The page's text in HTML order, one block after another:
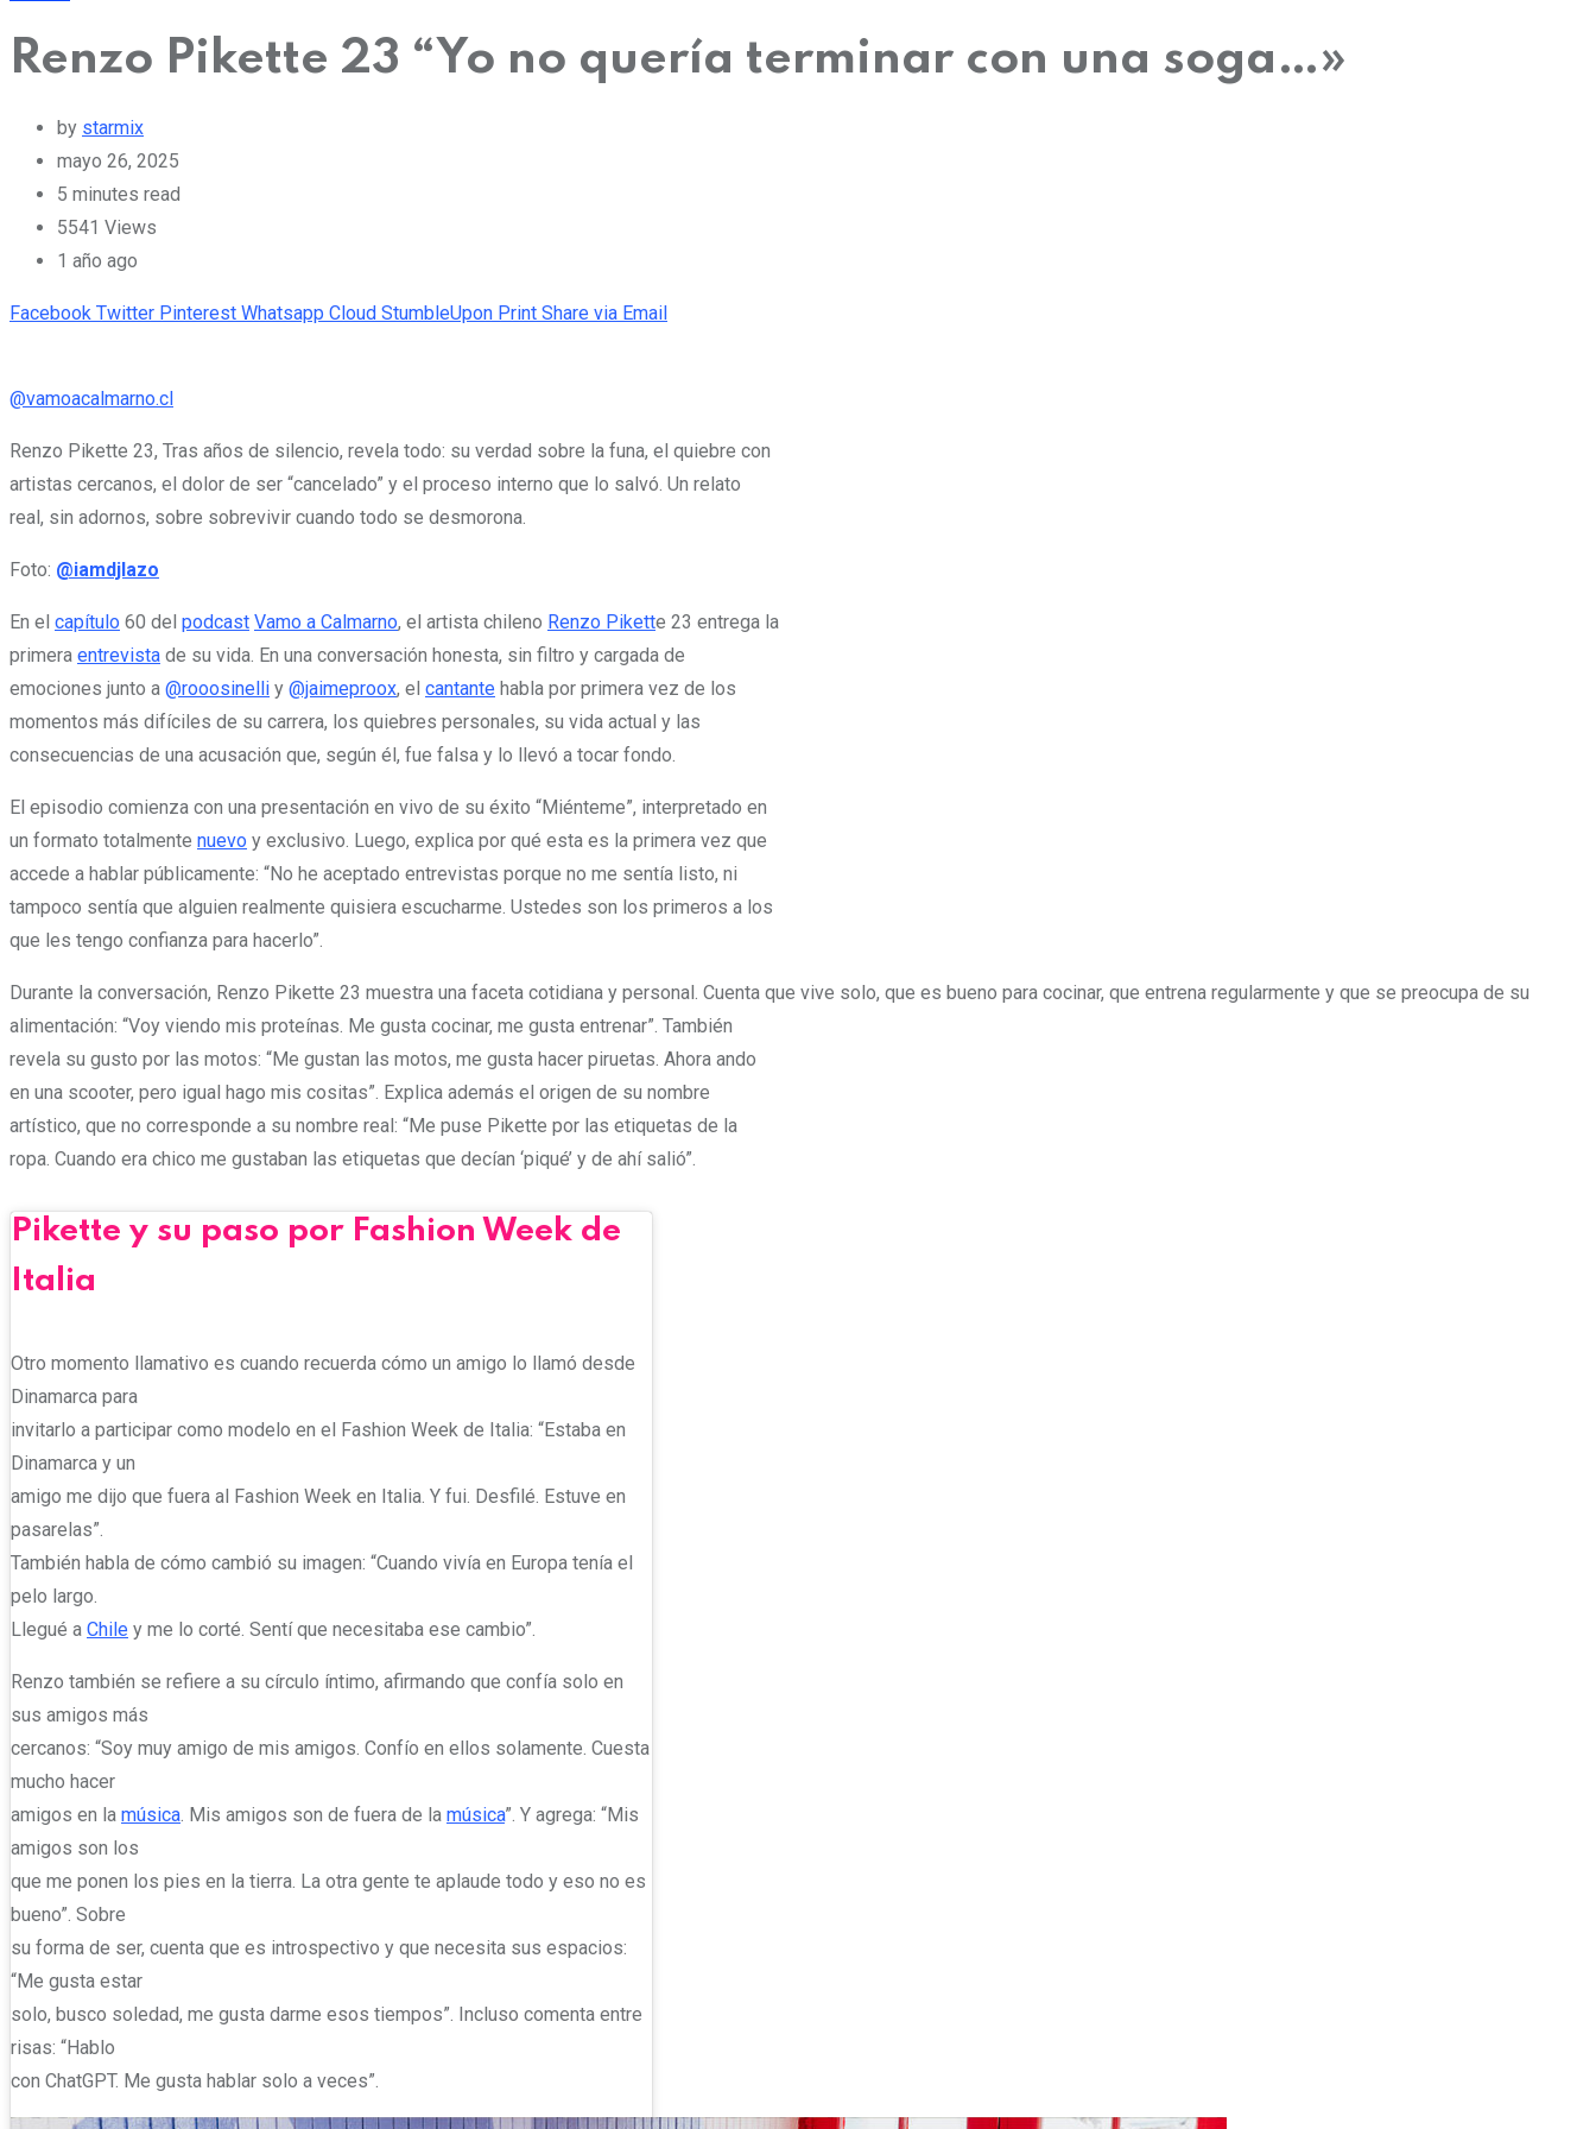
Renzo Pikette 23 “Yo no quería terminar con una soga…»
by starmix
mayo 26, 2025
5 minutes read
5541 Views
1 año ago
Facebook Twitter Pinterest Whatsapp Cloud StumbleUpon Print Share via Email
@vamoacalmarno.cl
Renzo Pikette 23, Tras años de silencio, revela todo: su verdad sobre la funa, el quiebre con
artistas cercanos, el dolor de ser “cancelado” y el proceso interno que lo salvó. Un relato
real, sin adornos, sobre sobrevivir cuando todo se desmorona.
Foto: @iamdjlazo
En el capítulo 60 del podcast Vamo a Calmarno, el artista chileno Renzo Pikette 23 entrega la
primera entrevista de su vida. En una conversación honesta, sin filtro y cargada de
emociones junto a @rooosinelli y @jaimeproox, el cantante habla por primera vez de los
momentos más difíciles de su carrera, los quiebres personales, su vida actual y las
consecuencias de una acusación que, según él, fue falsa y lo llevó a tocar fondo.
El episodio comienza con una presentación en vivo de su éxito “Miénteme”, interpretado en
un formato totalmente nuevo y exclusivo. Luego, explica por qué esta es la primera vez que
accede a hablar públicamente: “No he aceptado entrevistas porque no me sentía listo, ni
tampoco sentía que alguien realmente quisiera escucharme. Ustedes son los primeros a los
que les tengo confianza para hacerlo”.
Durante la conversación, Renzo Pikette 23 muestra una faceta cotidiana y personal. Cuenta que vive solo, que es bueno para cocinar, que entrena regularmente y que se preocupa de su
alimentación: “Voy viendo mis proteínas. Me gusta cocinar, me gusta entrenar”. También
revela su gusto por las motos: “Me gustan las motos, me gusta hacer piruetas. Ahora ando
en una scooter, pero igual hago mis cositas”. Explica además el origen de su nombre
artístico, que no corresponde a su nombre real: “Me puse Pikette por las etiquetas de la
ropa. Cuando era chico me gustaban las etiquetas que decían ‘piqué’ y de ahí salió”.
Pikette y su paso por Fashion Week de
Italia
Otro momento llamativo es cuando recuerda cómo un amigo lo llamó desde
Dinamarca para
invitarlo a participar como modelo en el Fashion Week de Italia: “Estaba en
Dinamarca y un
amigo me dijo que fuera al Fashion Week en Italia. Y fui. Desfilé. Estuve en
pasarelas”.
También habla de cómo cambió su imagen: “Cuando vivía en Europa tenía el
pelo largo.
Llegué a Chile y me lo corté. Sentí que necesitaba ese cambio”.
Renzo también se refiere a su círculo íntimo, afirmando que confía solo en
sus amigos más
cercanos: “Soy muy amigo de mis amigos. Confío en ellos solamente. Cuesta
mucho hacer
amigos en la música. Mis amigos son de fuera de la música”. Y agrega: “Mis
amigos son los
que me ponen los pies en la tierra. La otra gente te aplaude todo y eso no es
bueno”. Sobre
su forma de ser, cuenta que es introspectivo y que necesita sus espacios:
“Me gusta estar
solo, busco soledad, me gusta darme esos tiempos”. Incluso comenta entre
risas: “Hablo
con ChatGPT. Me gusta hablar solo a veces”.